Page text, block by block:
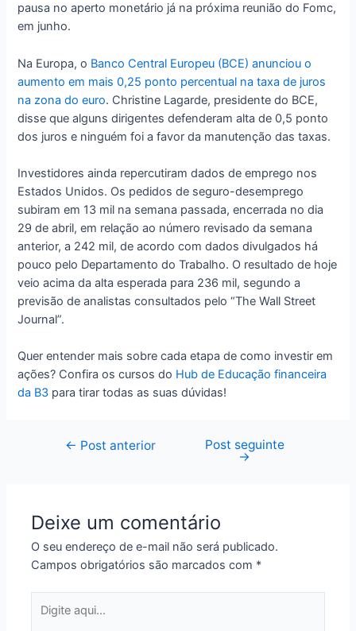
pausa no aperto monetário já na próxima reunião do Fomc,
em junho.
Na Europa, o Banco Central Europeu (BCE) anunciou o
aumento em mais 0,25 ponto percentual na taxa de juros
na zona do euro. Christine Lagarde, presidente do BCE,
disse que alguns dirigentes defenderam alta de 0,5 ponto
dos juros e ninguém foi a favor da manutenção das taxas.
Investidores ainda repercutiram dados de emprego nos
Estados Unidos. Os pedidos de seguro-desemprego
subiram em 13 mil na semana passada, encerrada no dia
29 de abril, em relação ao número revisado da semana
anterior, a 242 mil, de acordo com dados divulgados há
pouco pelo Departamento do Trabalho. O resultado de hoje
veio acima da alta esperada para 236 mil, segundo a
previsão de analistas consultados pelo “The Wall Street
Journal”.
Quer entender mais sobre cada etapa de como investir em
ações? Confira os cursos do Hub de Educação financeira
da B3 para tirar todas as suas dúvidas!
Navegação
← Post anterior Post seguinte
→
Deixe um comentário
O seu endereço de e-mail não será publicado.
Campos obrigatórios são marcados com *
aqui...